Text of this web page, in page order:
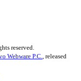
reserved.
Webware P.C., released